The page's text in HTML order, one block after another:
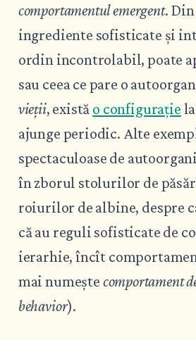
comportamentul emergent.
ingrediente sofisticate și
ordin incontrolabil, poate
sau ceea ce pare o
vieții, există o configurație
ajunge periodic. Alte
spectaculoase de
în zborul stolurilor de
roiurilor de albine, despre
că au reguli sofisticate de
ierarhie, încît
mai numește comportament
behavior).